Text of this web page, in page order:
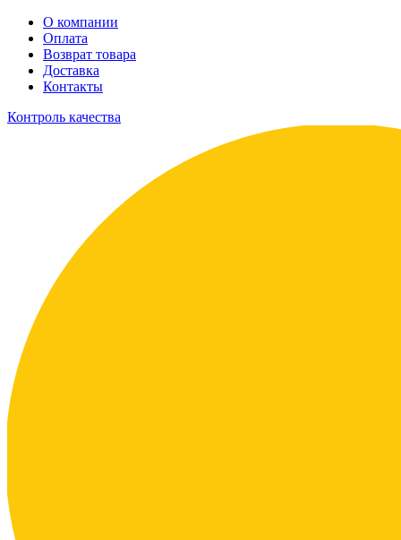
О компании
Оплата
Возврат товара
Доставка
Контакты
Контроль качества